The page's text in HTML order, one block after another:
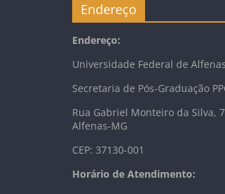
Endereço
Endereço:
Universidade Federal de
Secretaria de Pós-Graduação
Rua Gabriel Monteiro da Silva,
Alfenas-MG
CEP: 37130-001
Horário de Atendimento: